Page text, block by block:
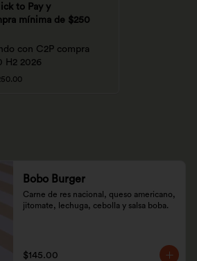
to Pay y
mínima de $250
con C2P compra
H2 2026
Bobo Burger
Carne de res nacional, queso americano,
jitomate, lechuga, cebolla y salsa boba.
$145.00